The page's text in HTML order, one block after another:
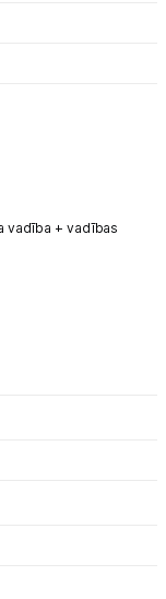
vadība + vadības